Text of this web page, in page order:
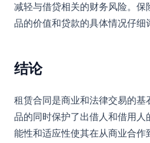
减轻与借贷相关的财务风险。保
品的价值和贷款的具体情况仔细
结论
租赁合同是商业和法律交易的
品的同时保护了出借人和借用人
能性和适应性使其在从商业合